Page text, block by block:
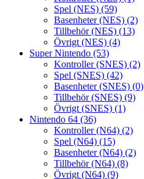
Spel (NES) (59)
Basenheter (NES) (2)
Tillbehör (NES) (13)
Övrigt (NES) (4)
Super Nintendo (53)
Kontroller (SNES) (2)
Spel (SNES) (42)
Basenheter (SNES) (0)
Tillbehör (SNES) (9)
Övrigt (SNES) (1)
Nintendo 64 (36)
Kontroller (N64) (2)
Spel (N64) (15)
Basenheter (N64) (2)
Tillbehör (N64) (8)
Övrigt (N64) (9)